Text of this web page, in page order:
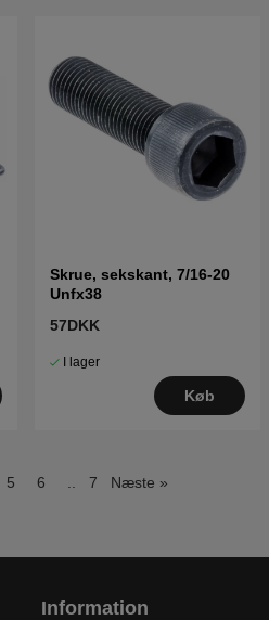
Skrue, sekskant, 7/16-20
Unfx38
57DKK
I lager
Køb
5 6 7 Næste »
Information